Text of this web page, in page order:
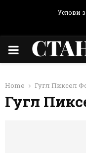
Услови
PRIMARY
Home Гугл Пиксел
Гугл